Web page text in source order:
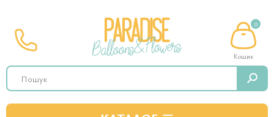
Search
0
Кошик